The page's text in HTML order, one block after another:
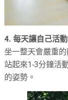
4. 每天讓自己活動
坐一整天會嚴重
站起來1-3分鐘活
的姿勢。